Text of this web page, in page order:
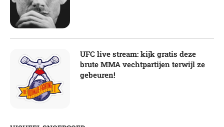
UFC live stream: kijk gratis deze
brute MMA vechtpartijen terwijl ze
gebeuren!